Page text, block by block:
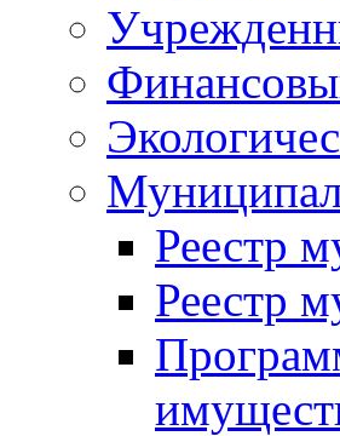
Реестр
Реестр